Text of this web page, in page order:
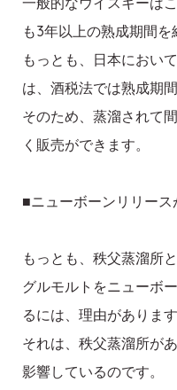
も3年以上の熟成期間を
もっとも、日本におい
は、酒税法では熟成期
そのため、蒸溜されて
く販売ができます。
■ニューボーンリリース
もっとも、秩父蒸溜所
グルモルトをニューボ
るには、理由があります
それは、秩父蒸溜所が
影響しているのです。